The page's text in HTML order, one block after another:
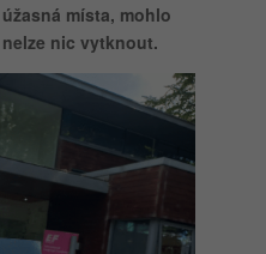
místa, mohlo
nic vytknout.